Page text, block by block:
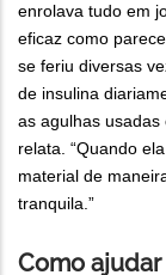
enrolava tudo em
eficaz como
se feriu diversas
de insulina
as agulhas usadas
relata. “Quando
material de
tranquila.”
Como ajudar